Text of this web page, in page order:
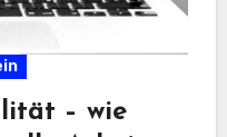
– wie